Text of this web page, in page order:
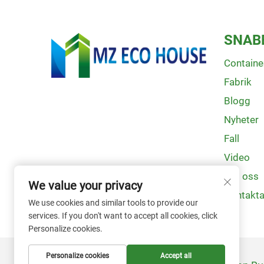
Fabrik
Blogg
Nyheter
Fall
Video
Om oss
We value your privacy
We use cookies and similar tools to provide our
services. If you don't want to accept all cookies, click
Personalize cookies.
Personalize cookies Accept all